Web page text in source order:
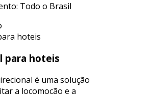
Todo o Brasil
para hoteis
é uma solução
a locomoção e a